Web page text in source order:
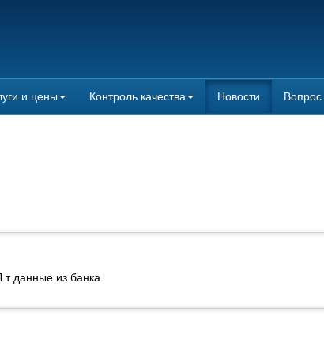
и цены Контроль качества Новости
данные из банка